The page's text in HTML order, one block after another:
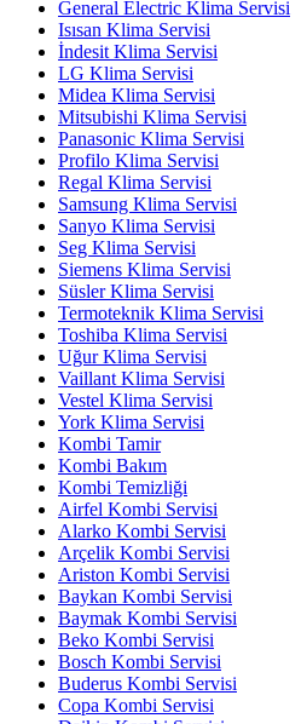
General Electric Klima Servisi
Isısan Klima Servisi
İndesit Klima Servisi
LG Klima Servisi
Midea Klima Servisi
Mitsubishi Klima Servisi
Panasonic Klima Servisi
Profilo Klima Servisi
Regal Klima Servisi
Samsung Klima Servisi
Sanyo Klima Servisi
Seg Klima Servisi
Siemens Klima Servisi
Süsler Klima Servisi
Termoteknik Klima Servisi
Toshiba Klima Servisi
Uğur Klima Servisi
Vaillant Klima Servisi
Vestel Klima Servisi
York Klima Servisi
Kombi Tamir
Kombi Bakım
Kombi Temizliği
Airfel Kombi Servisi
Alarko Kombi Servisi
Arçelik Kombi Servisi
Ariston Kombi Servisi
Baykan Kombi Servisi
Baymak Kombi Servisi
Beko Kombi Servisi
Bosch Kombi Servisi
Buderus Kombi Servisi
Copa Kombi Servisi